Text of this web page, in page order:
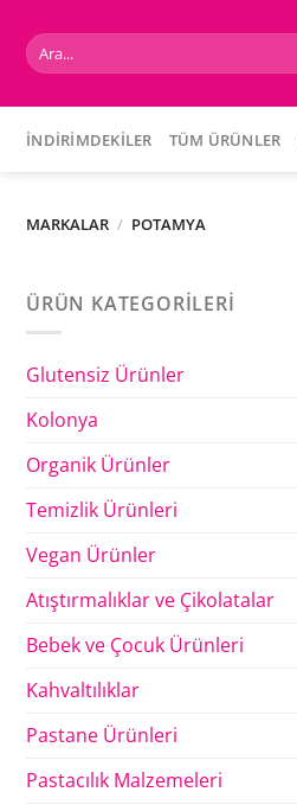
atlaAra:
İNDIRIMDEKILER TÜM ÜRÜNLER
MARKALAR / POTAMYA
ÜRÜN KATEGORILERI
Glutensiz Ürünler
Kolonya
Organik Ürünler
Temizlik Ürünleri
Vegan Ürünler
Atıştırmalıklar ve Çikolatalar
Bebek ve Çocuk Ürünleri
Kahvaltılıklar
Pastane Ürünleri
Pastacılık Malzemeleri